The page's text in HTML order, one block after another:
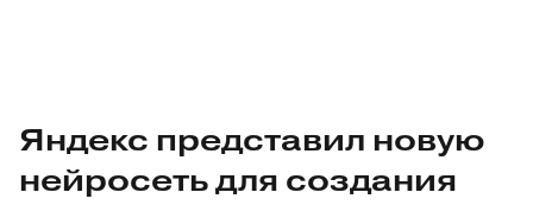
Яндекс представил новую
нейросеть для создания